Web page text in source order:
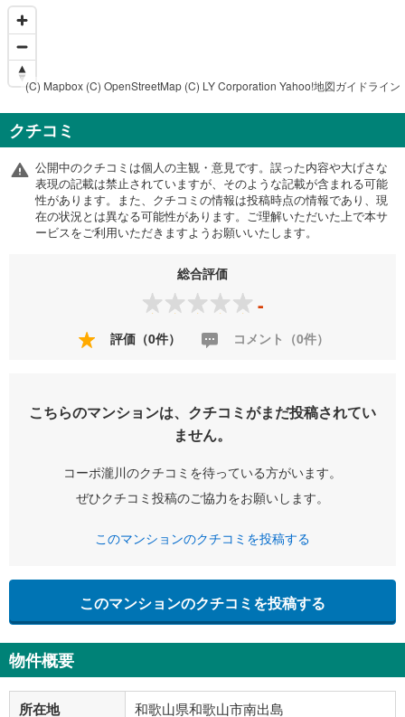
(C) Mapbox (C) OpenStreetMap (C) LY Corporation Yahoo!地図ガイドライン
クチコミ
公開中のクチコミは個人の主観・意見です。誤った内容や大げさな
表現の記載は禁止されていますが、そのような記載が含まれる可能
性があります。また、クチコミの情報は投稿時点の情報であり、現
在の状況とは異なる可能性があります。ご理解いただいた上で本サ
ービスをご利用いただきますようお願いいたします。
総合評価
-
評価（0件） コメント（0件）
こちらのマンションは、クチコミがまだ投稿されてい
ません。
コーポ瀧川のクチコミを待っている方がいます。
ぜひクチコミ投稿のご協力をお願いします。
このマンションのクチコミを投稿する
このマンションのクチコミを投稿する
物件概要
所在地 和歌山県和歌山市南出島